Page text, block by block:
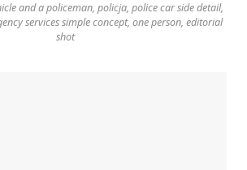
and a policeman, policja, police car side detail,
services simple concept, one person, editorial
shot